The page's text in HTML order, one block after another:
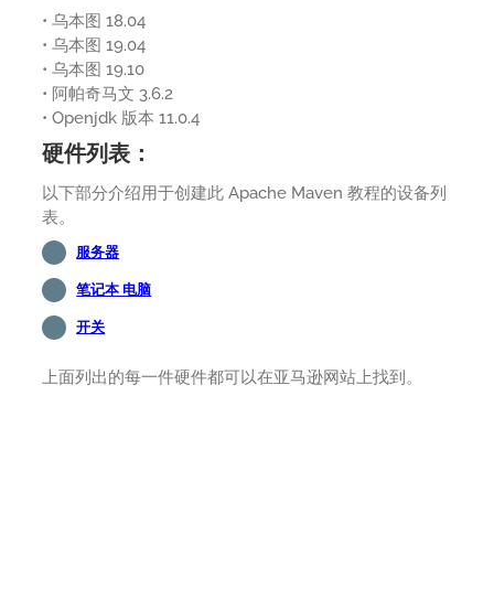
• 乌本图 18.04
• 乌本图 19.04
• 乌本图 19.10
• 阿帕奇马文 3.6.2
• Openjdk 版本 11.0.4
硬件列表：
以下部分介绍用于创建此 Apache Maven 教程的设备列
表。
服务器
笔记本 电脑
开关
上面列出的每一件硬件都可以在亚马逊网站上找到。